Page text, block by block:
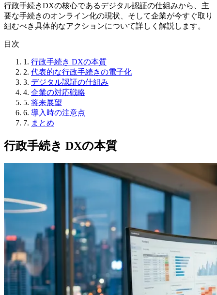
行政手続きDXの核心であるデジタル認証の仕組みから、主
要な手続きのオンライン化の現状、そして企業が今すぐ取り
組むべき具体的なアクションについて詳しく解説します。
目次
1. 行政手続き DXの本質
2. 代表的な行政手続きの電子化
3. デジタル認証の仕組み
4. 企業の対応戦略
5. 将来展望
6. 導入時の注意点
7. まとめ
行政手続き DXの本質